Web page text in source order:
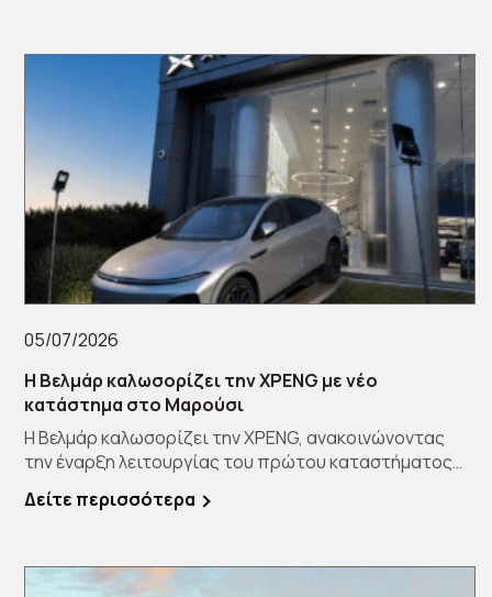
05/07/2026
Η Βελμάρ καλωσορίζει την XPENG με νέο
κατάστημα στο Μαρούσι
Η Βελμάρ καλωσορίζει την XPENG, ανακοινώνοντας
την έναρξη λειτουργίας του πρώτου καταστήματος
Δείτε περισσότερα